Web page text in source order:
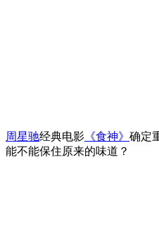
周星驰经典电影 《食神》 确定
能不能保住原来的味道？